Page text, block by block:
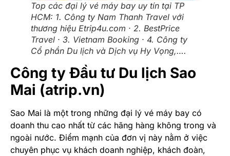
Top các đại lý vé máy bay uy tín tại TP
HCM: 1. Công ty Nam Thanh Travel với
thương hiệu Etrip4u.com · 2. BestPrice
Travel · 3. Vietnam Booking · 4. Công ty
Cổ phần Du lịch và Dịch vụ Hy Vọng,….
Công ty Đầu tư Du lịch Sao
Mai (atrip.vn)
Sao Mai là một trong những đại lý vé máy bay có
doanh thu cao nhất từ các hãng hàng không trong và
ngoài nước. Điểm mạnh của đơn vị này nằm ở việc
chuyên phục vụ khách doanh nghiệp, khách đoàn,